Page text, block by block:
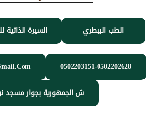
السيرة الذاتية الطب البيطري
0502203151-0502202628
ش الجمهورية بجوار مسجد